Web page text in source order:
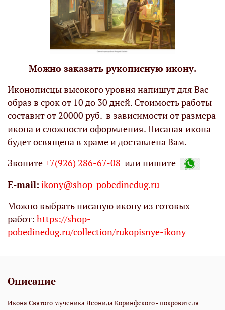
Можно заказать рукописную икону.
Иконописцы высокого уровня напишут для Вас
образ в срок от 10 до 30 дней. Стоимость работы
составит от 20000 руб. в зависимости от размера
икона и сложности оформления. Писаная икона
будет освящена в храме и доставлена Вам.
Звоните+7(926) 286-67-08 или пишите
Е-mail: ikony@shop-pobedinedug.ru
Можно выбрать писаную икону из готовых
работ: https://shop-
pobedinedug.ru/collection/rukopisnye-ikony
Описание
Икона Святого мученика Леонида Коринфского - покровителя